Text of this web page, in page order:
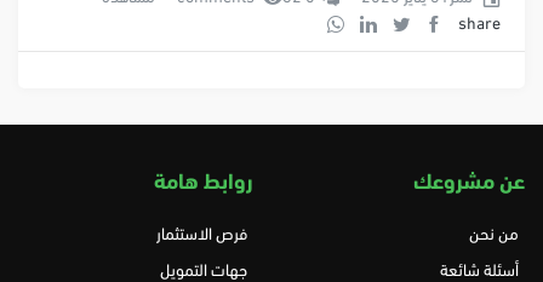
share
عن مشروعك
من نحن
أسئلة شائعة
روابط هامة
فرص الاستثمار
جهات التمويل